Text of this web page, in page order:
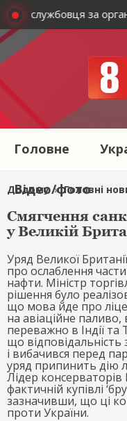
за
Головне
Відео/фото
Додому » Головні
Смягчення
у Великій
Уряд Великої
про ослаблення
нафти. Міністр
рішення було
що мова йде про
на авіаційне паливо,
переважно в Індії та
що
і вибачився перед
уряд припинить дію
Лідер
фактичній купівлі
зазначивши, що ці
проти України.